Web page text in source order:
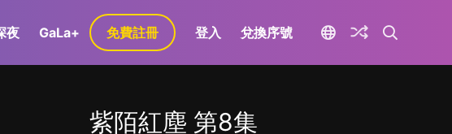
夜 GaLa+ 免費註冊 登入 兌換序號
紫陌紅塵 第8集